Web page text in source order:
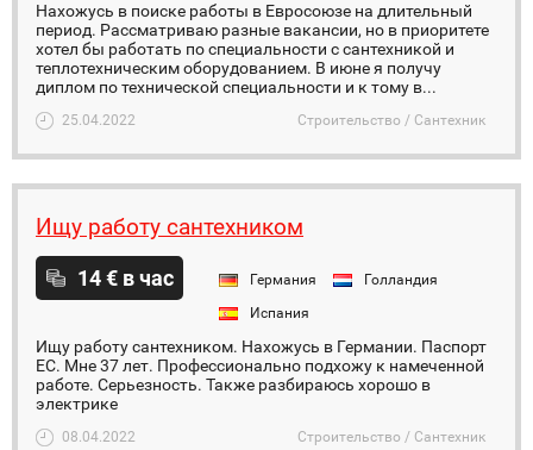
Нахожусь в поиске работы в Евросоюзе на длительный
период. Рассматриваю разные вакансии, но в приоритете
хотел бы работать по специальности с сантехникой и
теплотехническим оборудованием. В июне я получу
диплом по технической специальности и к тому в...
25.04.2022 Строительство / Сантехник
Ищу работу сантехником
14 € в час Германия
Голландия
Испания
Ищу работу сантехником. Нахожусь в Германии. Паспорт
ЕС. Мне 37 лет. Профессионально подхожу к намеченной
работе. Серьезность. Также разбираюсь хорошо в
электрике
08.04.2022 Строительство / Сантехник